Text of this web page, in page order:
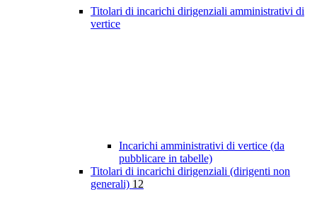
Titolari di incarichi dirigenziali amministrativi di
vertice
Incarichi amministrativi di vertice (da
pubblicare in tabelle)
Titolari di incarichi dirigenziali (dirigenti non
generali) 12